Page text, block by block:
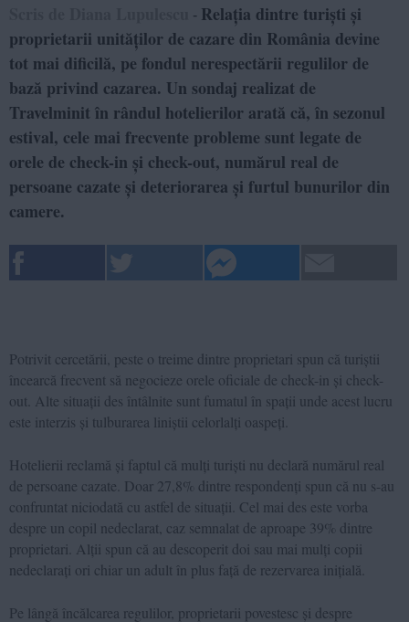
- Relația dintre turiști și
proprietarii unităților de cazare din România devine
tot mai dificilă, pe fondul nerespectării regulilor de
bază privind cazarea. Un sondaj realizat de
Travelminit în rândul hotelierilor arată că, în sezonul
estival, cele mai frecvente probleme sunt legate de
orele de check-in și check-out, numărul real de
persoane cazate și deteriorarea și furtul bunurilor din
camere.
Potrivit cercetării, peste o treime dintre proprietari spun că turiștii
încearcă frecvent să negocieze orele oficiale de check-in și check-
out. Alte situații des întâlnite sunt fumatul în spații unde acest lucru
este interzis și tulburarea liniștii celorlalți oaspeți.
Hotelierii reclamă și faptul că mulți turiști nu declară numărul real
de persoane cazate. Doar 27,8% dintre respondenți spun că nu s-au
confruntat niciodată cu astfel de situații. Cel mai des este vorba
despre un copil nedeclarat, caz semnalat de aproape 39% dintre
proprietari. Alții spun că au descoperit doi sau mai mulți copii
nedeclarați ori chiar un adult în plus față de rezervarea inițială.
Pe lângă încălcarea regulilor, proprietarii povestesc și despre